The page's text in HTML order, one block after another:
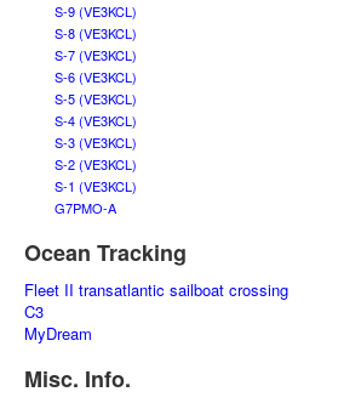
S-9 (VE3KCL)
S-8 (VE3KCL)
S-7 (VE3KCL)
S-6 (VE3KCL)
S-5 (VE3KCL)
S-4 (VE3KCL)
S-3 (VE3KCL)
S-2 (VE3KCL)
S-1 (VE3KCL)
G7PMO-A
Ocean Tracking
Fleet II transatlantic sailboat crossing
C3
MyDream
Misc. Info.